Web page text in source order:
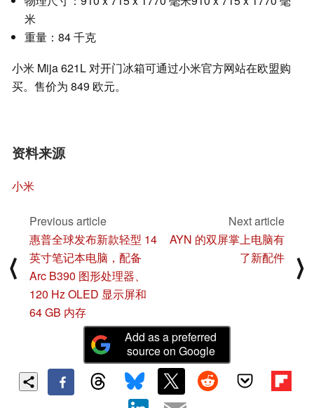
米
重量：84 千克
小米 Mija 621L 对开门冰箱可通过小米官方网站在欧盟购
买。售价为 849 欧元。
资料来源
小米
⟨
Previous article
惠普全球发布新款轻型 14
英寸笔记本电脑，配备
Arc B390 图形处理器、
120 Hz OLED 显示屏和
64 GB 内存
Next article
AYN 的双屏掌上电脑有
了新配件
⟩
Add as a preferred
source on Google